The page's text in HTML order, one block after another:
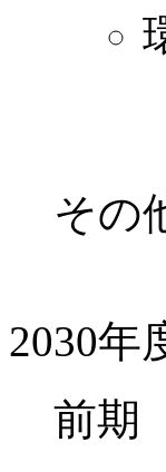
その
2030年
前期